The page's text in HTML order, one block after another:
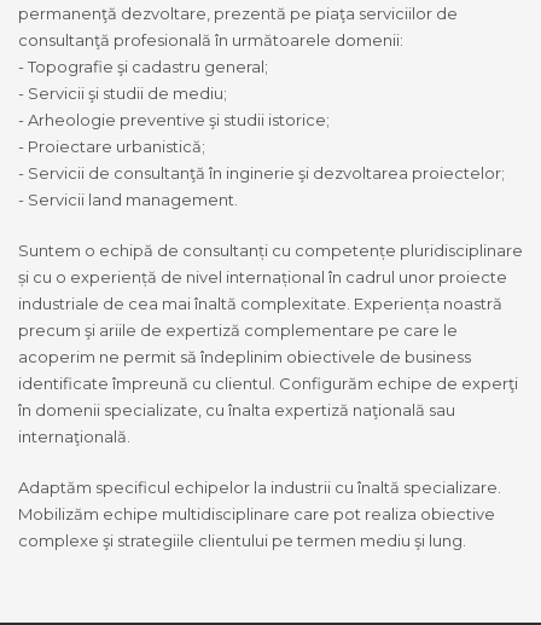
permanenţă dezvoltare, prezentă pe piaţa serviciilor de
consultanţă profesională în următoarele domenii:
- Topografie şi cadastru general;
- Servicii şi studii de mediu;
- Arheologie preventive şi studii istorice;
- Proiectare urbanistică;
- Servicii de consultanţă în inginerie şi dezvoltarea proiectelor;
- Servicii land management.
Suntem o echipă de consultanți cu competențe pluridisciplinare
și cu o experiență de nivel internațional în cadrul unor proiecte
industriale de cea mai înaltă complexitate. Experiența noastră
precum şi ariile de expertiză complementare pe care le
acoperim ne permit să îndeplinim obiectivele de business
identificate împreună cu clientul. Configurăm echipe de experţi
în domenii specializate, cu înalta expertiză naţională sau
internaţională.
Adaptăm specificul echipelor la industrii cu înaltă specializare.
Mobilizăm echipe multidisciplinare care pot realiza obiective
complexe şi strategiile clientului pe termen mediu şi lung.